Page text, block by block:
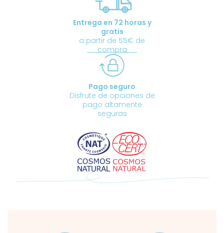
Entrega en 72 horas y
gratis
a partir de 55€ de
compra
Pago seguro
Disfrute de opciones de
pago altamente
seguras